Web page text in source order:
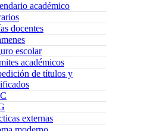
académico
docentes
escolar
académicos
de títulos y
externas